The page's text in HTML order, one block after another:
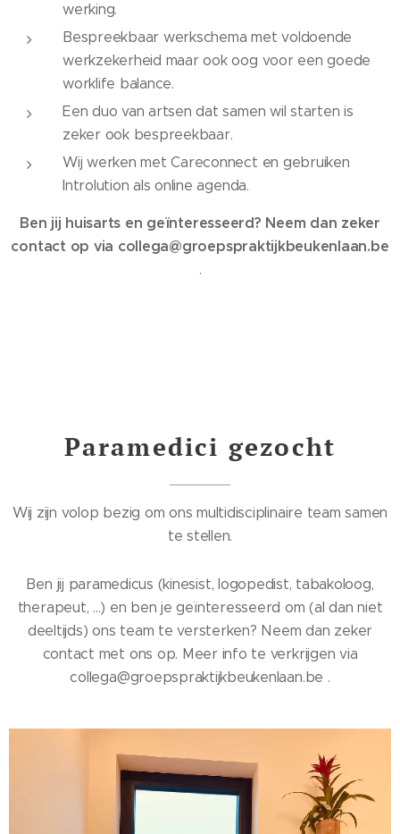
werking.
Bespreekbaar werkschema met voldoende
werkzekerheid maar ook oog voor een goede
worklife balance.
Een duo van artsen dat samen wil starten is
zeker ook bespreekbaar.
Wij werken met Careconnect en gebruiken
Introlution als online agenda.
Ben jij huisarts en geïnteresseerd? Neem dan zeker
contact op via collega@groepspraktijkbeukenlaan.be
.
Paramedici gezocht
Wij zijn volop bezig om ons multidisciplinaire team samen
te stellen.
Ben jij paramedicus (kinesist, logopedist, tabakoloog,
therapeut, ...) en ben je geïnteresseerd om (al dan niet
deeltijds) ons team te versterken? Neem dan zeker
contact met ons op. Meer info te verkrijgen via
collega@groepspraktijkbeukenlaan.be .